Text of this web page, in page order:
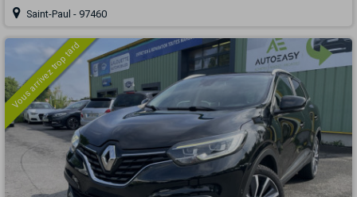
Saint-Paul - 97460
Vous arrivez trop tard